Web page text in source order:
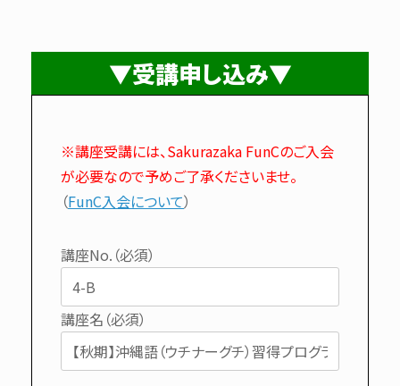
▼受講申し込み▼
※講座受講には、Sakurazaka FunCのご入会
が必要なので予めご了承くださいませ。
（FunC入会について）
講座No.（必須）
講座名（必須）